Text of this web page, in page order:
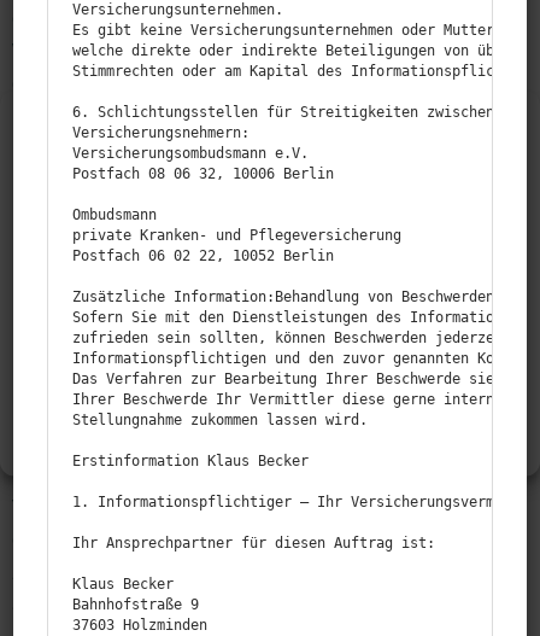
Cookie-Zustimmung verwalten
Um dir ein optimales Erlebnis zu bieten, verwenden wir Technologien wie
Wenn du diesen Technologien zustimmst, können wir Daten wie das
Surfverhalten oder eindeutige IDs auf dieser Website verarbeiten.
ABLEHNEN
EINSTELLUNGEN ANSEHEN
erwei­terter Leistung.
Wenn bestimmte Leistungen der Kranken­kasse nicht
dem entsprechen, was Sie sich erhofft haben, steht
die Kranken­zu­satz­ver­si­cherung zur Verfügung, um
durch den Abschluss einer ergän­zenden Versi­
cherung bestimmte Einschlüsse nach Ihren
Maßgaben zu verbessern. Auch als Versi­che­rungs­
nehmer einer privaten Versi­cherung können Sie eine
Beispiels­weise kann die Kranken­ver­si­cherung
bestimmte zahnärzt­liche Leistungen nicht decken,
oder die Absicherung der Behand­lungen in einem
Krankenhaus könnte besser sein. Es gibt vielfältige
Versi­cherung der statio­nären Behandlung innerhalb
eines Kranken­hauses zu den häufigsten Gründen
zählt, eine Kranken­zu­satz­ver­si­cherung
abzuschließen.
Versicherungsunternehmen.
Es gibt keine Versicherungsunternehmen oder
welche direkte oder indirekte Beteiligungen von über 10
Stimmrechten oder am Kapital des
6. Schlichtungsstellen für Streitigkeiten zwischen dem
Versicherungsnehmern:
Versicherungsombudsmann e.V.
Postfach 08 06 32, 10006 Berlin
Ombudsmann
private Kranken- und Pflegeversicherung
Postfach 06 02 22, 10052 Berlin
Zusätzliche Information:Behandlung von Beschwerden
Sofern Sie mit den Dienstleistungen des
zufrieden sein sollten, können Beschwerden jederzeit an
Informationspflichtigen und den zuvor genannten
Das Verfahren zur Bearbeitung Ihrer Beschwerde sieht
Ihrer Beschwerde Ihr Vermittler diese gerne intern
Stellungnahme zukommen lassen wird.
Erstinformation Klaus Becker
1. Informationspflichtiger — Ihr
Ihr Ansprechpartner für diesen Auftrag ist:
Klaus Becker
Bahnhofstraße 9
37603 Holzminden